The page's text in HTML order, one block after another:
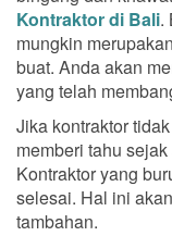
Kontraktor di Bali.
mungkin
buat. Anda akan
yang telah
Jika kontraktor
memberi tahu
Kontraktor yang
selesai. Hal ini
tambahan.